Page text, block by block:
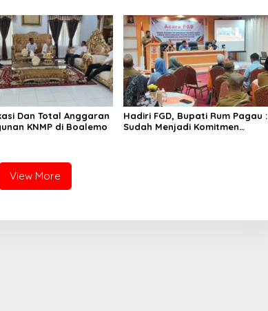
Dan Total Anggaran
KNMP di Boalemo
Hadiri FGD, Bupati Rum Pagau :
Sudah Menjadi Komitmen
View More